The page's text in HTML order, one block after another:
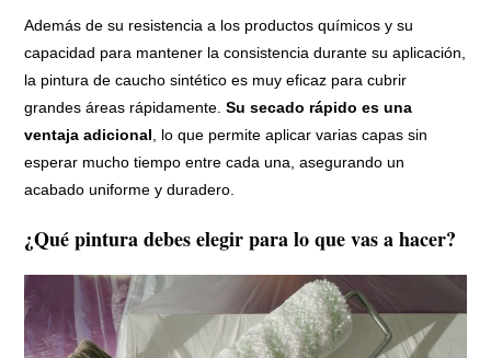
Además de su resistencia a los productos químicos y su
capacidad para mantener la consistencia durante su aplicación,
la pintura de caucho sintético es muy eficaz para cubrir
grandes áreas rápidamente.Su secado rápido es una
ventaja adicional , lo que permite aplicar varias capas sin
esperar mucho tiempo entre cada una, asegurando un
acabado uniforme y duradero.
¿Qué pintura debes elegir para lo que vas a hacer?